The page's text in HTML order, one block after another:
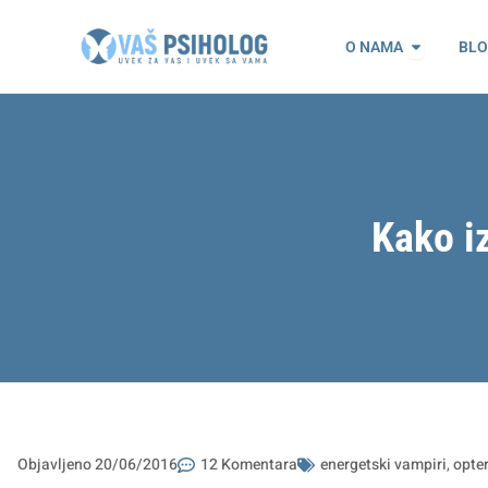
O NAMA Open O
Kako
Objavljeno20/06/2016 12 Komentara energetski vampiri,